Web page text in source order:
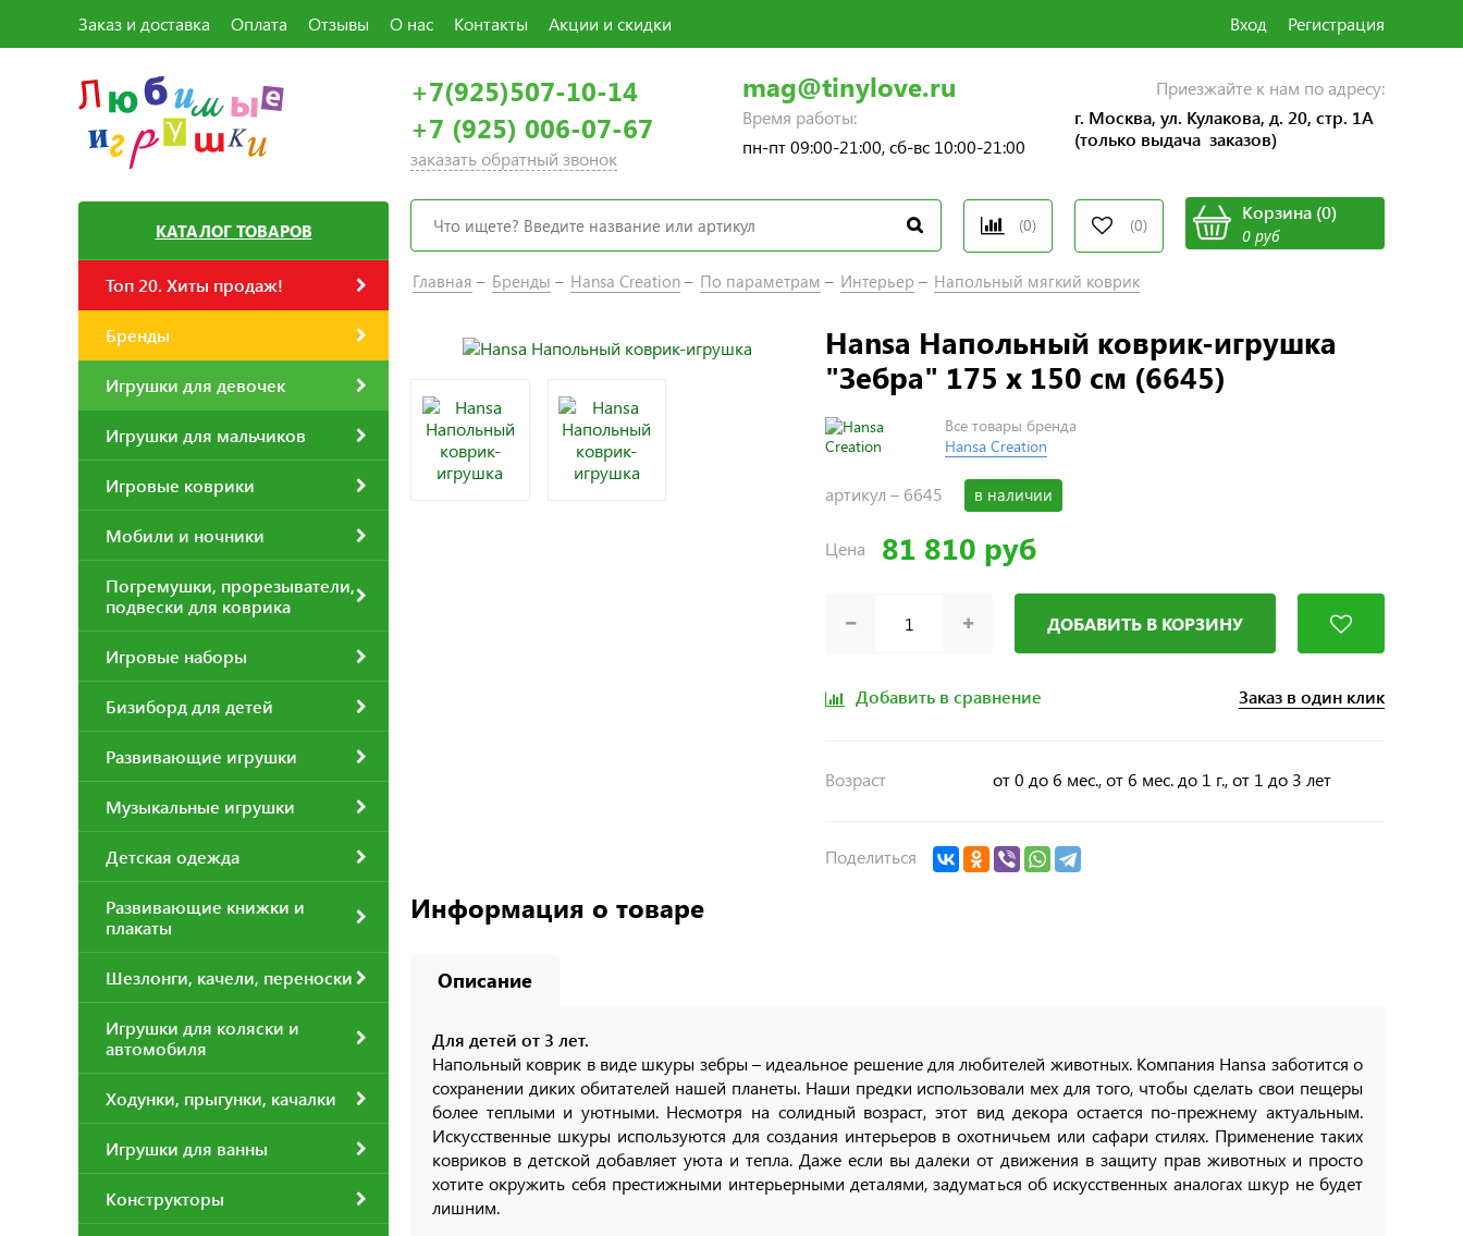
Заказ и доставка Оплата Отзывы О нас Контакты Акции и скидки Вход Регистрация
+7(925)507-10-14
+7 (925) 006-07-67
заказать обратный звонок
mag@tinylove.ru
Время работы:
пн-пт 09:00-21:00, сб-вс 10:00-21:00
Приезжайте к нам по адресу:
г. Москва, ул. Кулакова, д. 20, стр. 1А
(только выдача заказов)
(0) (0)
Корзина(0)
0 руб
КАТАЛОГ ТОВАРОВ
Топ 20. Хиты продаж!
Бренды
Игрушки для девочек
Игрушки для мальчиков
Игровые коврики
Мобили и ночники
Погремушки, прорезыватели,
подвески для коврика
Игровые наборы
Бизиборд для детей
Развивающие игрушки
Музыкальные игрушки
Детская одежда
Развивающие книжки и
плакаты
Шезлонги, качели, переноски
Игрушки для коляски и
автомобиля
Ходунки, прыгунки, качалки
Игрушки для ванны
Конструкторы
Главная Бренды Hansa Creation По параметрам Интерьер Напольный мягкий коврик
Hansa Напольный коврик-игрушка
"Зебра" 175 х 150 см (6645)
Все товары бренда
Hansa Creation
артикул – 6645 в наличии
Цена 81 810 руб
ДОБАВИТЬ В КОРЗИНУ
Добавить в сравнение Заказ в один клик
Возраст от 0 до 6 мес., от 6 мес. до 1 г., от 1 до 3 лет
Поделиться
Информация о товаре
Описание
Для детей от 3 лет.
Напольный коврик в виде шкуры зебры – идеальное решение для любителей животных. Компания Hansa заботится о
сохранении диких обитателей нашей планеты. Наши предки использовали мех для того, чтобы сделать свои пещеры
более теплыми и уютными. Несмотря на солидный возраст, этот вид декора остается по-прежнему актуальным.
Искусственные шкуры используются для создания интерьеров в охотничьем или сафари стилях. Применение таких
ковриков в детской добавляет уюта и тепла. Даже если вы далеки от движения в защиту прав животных и просто
хотите окружить себя престижными интерьерными деталями, задуматься об искусственных аналогах шкур не будет
лишним.